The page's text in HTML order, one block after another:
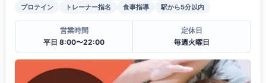
プロテイン
トレーナー指名 食事指導 駅から5分以内
営業時間
平日 8:00〜22:00
定休日
毎週火曜日